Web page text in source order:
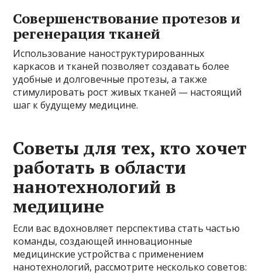
Совершенствование протезов и
регенерация тканей
Использование наноструктурированных
каркасов и тканей позволяет создавать более
удобные и долговечные протезы, а также
стимулировать рост живых тканей — настоящий
шаг к будущему медицине.
Советы для тех, кто хочет
работать в области
нанотехнологий в
медицине
Если вас вдохновляет перспектива стать частью
команды, создающей инновационные
медицинские устройства с применением
нанотехнологий, рассмотрите несколько советов: